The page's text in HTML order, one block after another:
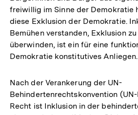
freiwillig im Sinne der Demokratie
diese Exklusion der Demokratie.
Bemühen verstanden, Exklusion
überwinden, ist ein für eine
Demokratie konstitutives Anliegen.
Nach der Verankerung der UN-
Behindertenrechtskonvention
Recht ist Inklusion in der